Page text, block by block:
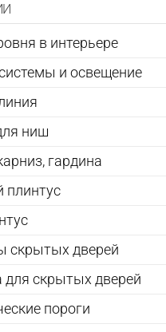
в интерьере
и освещение
ниш
гардина
плинтус
скрытых дверей
для скрытых дверей
пороги